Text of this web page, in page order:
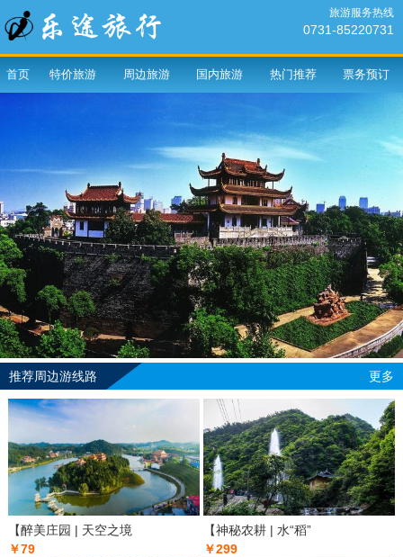
旅游服务热线
0731-85220731
首页 特价旅游 周边旅游 国内旅游 热门推荐 票务预订
推荐周边游线路 更多
【醉美庄园 | 天空之境
￥79
【神秘农耕 | 水“稻”
￥299